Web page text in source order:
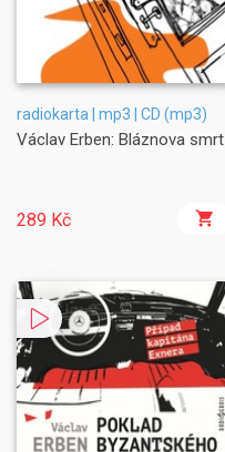
radiokarta | mp3 | CD (mp3)
Václav Erben: Bláznova smrt
289 Kč